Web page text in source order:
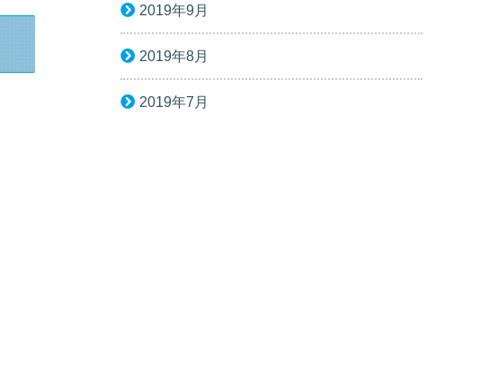
2019年9月
2019年8月
2019年7月